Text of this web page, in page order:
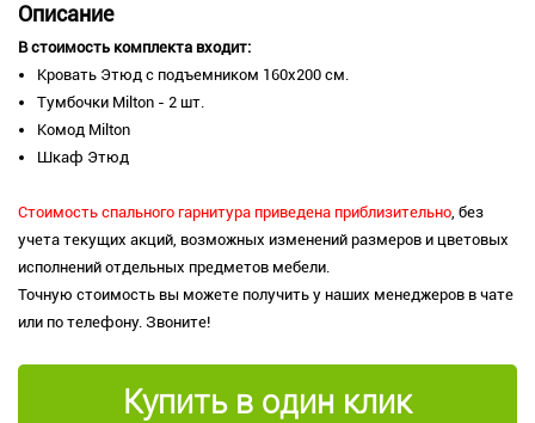
Описание
В стоимость комплекта входит:
Кровать Этюд с подъемником 160х200 см.
Тумбочки Milton - 2 шт.
Комод Milton
Шкаф Этюд
Стоимость спального гарнитура приведена приблизительно, без
учета текущих акций, возможных изменений размеров и цветовых
исполнений отдельных предметов мебели.
Точную стоимость вы можете получить у наших менеджеров в чате
или по телефону. Звоните!
Купить в один клик